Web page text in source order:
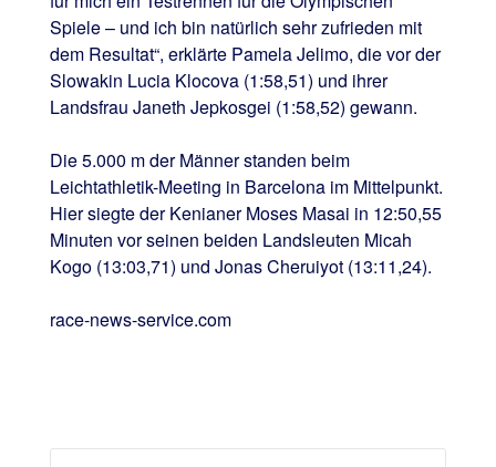
Spiele – und ich bin natürlich sehr zufrieden mit
dem Resultat“, erklärte Pamela Jelimo, die vor der
Slowakin Lucia Klocova (1:58,51) und ihrer
Landsfrau Janeth Jepkosgei (1:58,52) gewann.
Die 5.000 m der Männer standen beim
Leichtathletik-Meeting in Barcelona im Mittelpunkt.
Hier siegte der Kenianer Moses Masai in 12:50,55
Minuten vor seinen beiden Landsleuten Micah
Kogo (13:03,71) und Jonas Cheruiyot (13:11,24).
race-news-service.com